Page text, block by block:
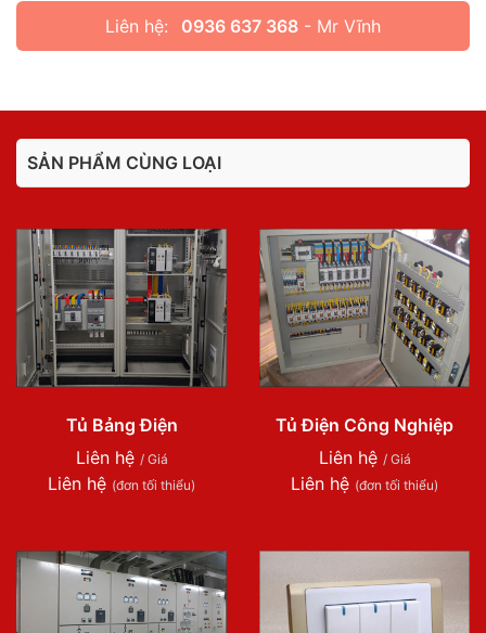
Liên hệ: 0936 637 368 - Mr Vĩnh
SẢN PHẨM CÙNG LOẠI
Tủ Bảng Điện
Liên hệ / Giá
Liên hệ (đơn tối thiểu)
Tủ Điện Công Nghiệp
Liên hệ / Giá
Liên hệ (đơn tối thiểu)